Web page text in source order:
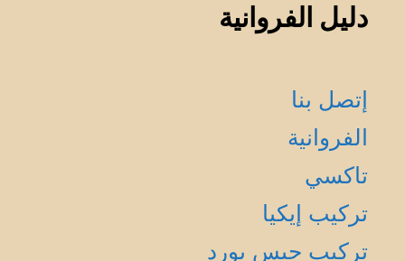
دليل الفروانية
إتصل بنا
الفروانية
تاكسي
تركيب إيكيا
تركيب جبس بورد